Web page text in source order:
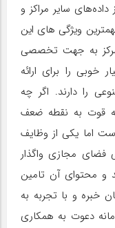
سایر مراکز و
ویژگی های این
به جهت تخصصی
را برای ارائه
را دارند. اگر چه
قوت به نقطه ضعف
اما یکی از وظایف
فضای مجازی واگذار
محتوای آن تامین
خبره و با تجربه به
دعوت به همکاری